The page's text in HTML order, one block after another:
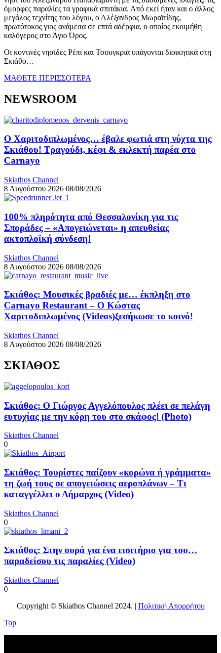
όμορφες παραλίες τα γραφικά σπιτάκια. Από εκεί ήταν και ο άλλος
μεγάλος τεχνίτης του λόγου, ο Αλέξανδρος Μωραϊτίδης,
πρωτότοκος γιος ανάμεσα σε επτά αδέρφια, ο οποίος εκοιμήθη
καλόγερος στο Άγιο Όρος.
Οι κοντινές νησίδες Ρέπι και Τσουγκριά υπάγονται διοικητικά στη
Σκιάθο…
ΜΑΘΕΤΕ ΠΕΡΙΣΣΟΤΕΡΑ
NEWSROOM
Ο Χαριτοδιπλωμένος… έβαλε φωτιά στη νύχτα της
Σκιάθου! Τραγούδι, κέφι & εκλεκτή παρέα στο
Carnayo
Skiathos Channel
8 Αυγούστου 2026 08/08/2026
100% πληρότητα από Θεσσαλονίκη για τις
Σποράδες – «Απογειώνεται» η απευθείας
ακτοπλοϊκή σύνδεση!
Skiathos Channel
8 Αυγούστου 2026 08/08/2026
Σκιάθος: Μουσικές βραδιές με… έκπληξη στο
Carnayo Restaurant – Ο Κώστας
Χαριτοδιπλωμένος (Videos)ξεσήκωσε το κοινό!
Skiathos Channel
8 Αυγούστου 2026 08/08/2026
ΣΚΙΑΘΟΣ
Σκιάθος: Ο Γιώργος Αγγελόπουλος πλέει σε πελάγη
ευτυχίας με την κόρη του στο σκάφος! (Photo)
Skiathos Channel
0
Σκιάθος: Τουρίστες παίζουν «κορώνα ή γράμματα»
τη ζωή τους σε απογειώσεις αεροπλάνων – Τι
καταγγέλλει ο Δήμαρχος (Video)
Skiathos Channel
0
Σκιάθος: Στην ουρά για ένα εισιτήριο για του…
παραδείσου τις παραλίες (Video)
Skiathos Channel
0
Copyright © Skiathos Channel 2024. | Πολιτική Απορρήτου
Top